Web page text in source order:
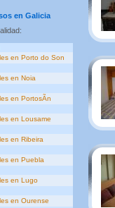
en Galicia
en Porto do Son
en Noia
en PortosÃ­n
en Lousame
en Ribeira
en Puebla
en Lugo
en Ourense